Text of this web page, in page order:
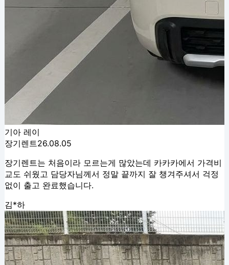
기아 레이
장기렌트26.08.05
장기렌트는 처음이라 모르는게 많았는데 카카카에서 가격비
교도 쉬웠고 담당자님께서 정말 끝까지 잘 챙겨주셔서 걱정
없이 출고 완료했습니다.
김*하